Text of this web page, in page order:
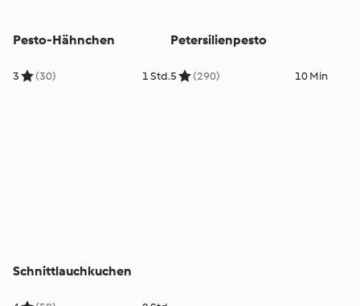
Pesto-Hähnchen
3 (30) 1 Std.
Petersilienpesto
5 (290) 10 Min
Schnittlauchkuchen